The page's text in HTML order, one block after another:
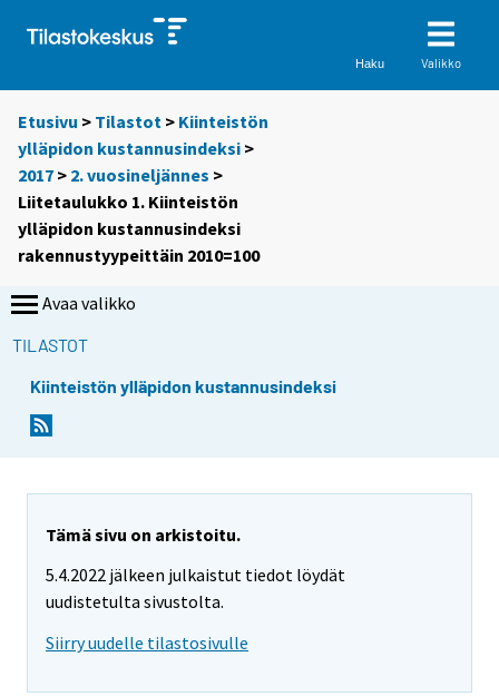
Haku Valikko
Etusivu > Tilastot > Kiinteistön
ylläpidon kustannusindeksi >
2017 > 2. vuosineljännes >
Liitetaulukko 1. Kiinteistön
ylläpidon kustannusindeksi
rakennustyypeittäin 2010=100
Avaa valikko
TILASTOT
Kiinteistön ylläpidon kustannusindeksi
Tämä sivu on arkistoitu.
5.4.2022 jälkeen julkaistut tiedot löydät
uudistetulta sivustolta.
Siirry uudelle tilastosivulle